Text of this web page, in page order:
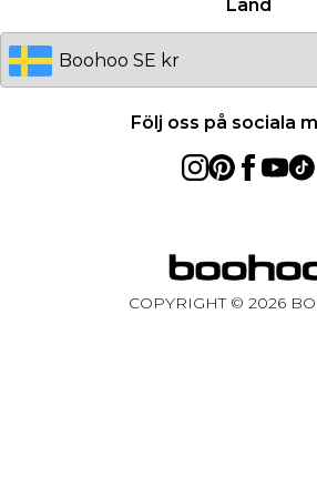
Land
Följ oss på sociala
COPYRIGHT © 2026